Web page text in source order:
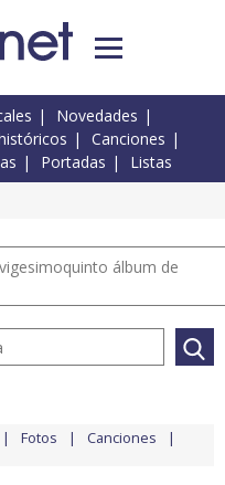
Novedades
Canciones
Portadas Listas
álbum de
Fotos Canciones